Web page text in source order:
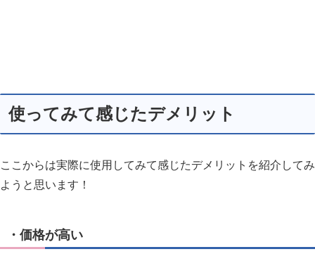
使ってみて感じたデメリット
ここからは実際に使用してみて感じたデメリットを紹介してみ
ようと思います！
・価格が高い